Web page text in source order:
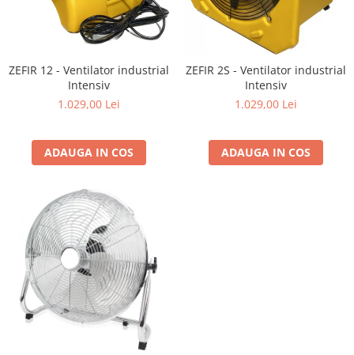
Utilaje agricole
Motocultoare
Motocositoare
Accesorii utilaje agricole
Minitractoare
Curte si gradina
Masini de tuns gazon
Aparate de spalat cu presiune
Foarfece gard viu
Freze de zapada
Despicatoare busteni
ZEFIR 12 - Ventilator industrial
Intensiv
1.029,00 Lei
ADAUGA IN COS
ZEFIR 2S - Ventilator industrial
Intensiv
1.029,00 Lei
ADAUGA IN COS